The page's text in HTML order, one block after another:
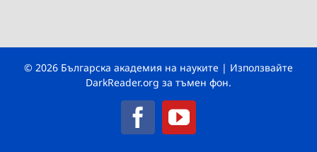
© 2026 Българска академия на науките | Използвайте
DarkReader.org за тъмен фон.
FacebookYouTube